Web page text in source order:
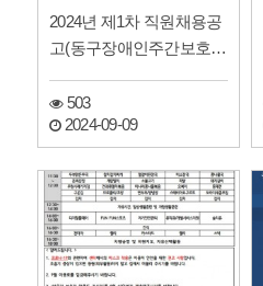
2024년 제1차 직원채용공
고(동구장애인주간보호센
503
2024-09-09